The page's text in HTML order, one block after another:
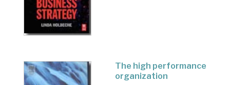
The high performance
organization